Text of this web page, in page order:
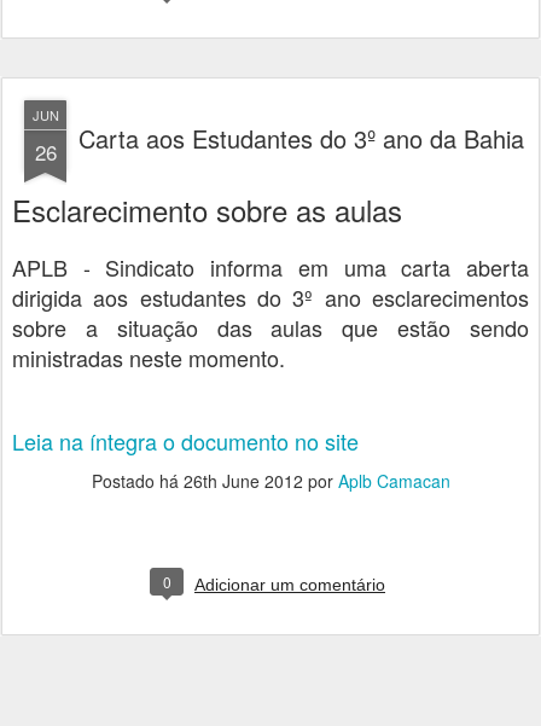
JUN
26 Carta aos Estudantes do 3º ano da Bahia
Esclarecimento sobre as aulas
APLB - Sindicato informa em uma carta aberta
dirigida aos estudantes do 3º ano esclarecimentos
sobre a situação das aulas que estão sendo
ministradas neste momento.
Leia na íntegra o documento no site
Postado há 26th June 2012 por Aplb Camacan
0 Adicionar um comentário